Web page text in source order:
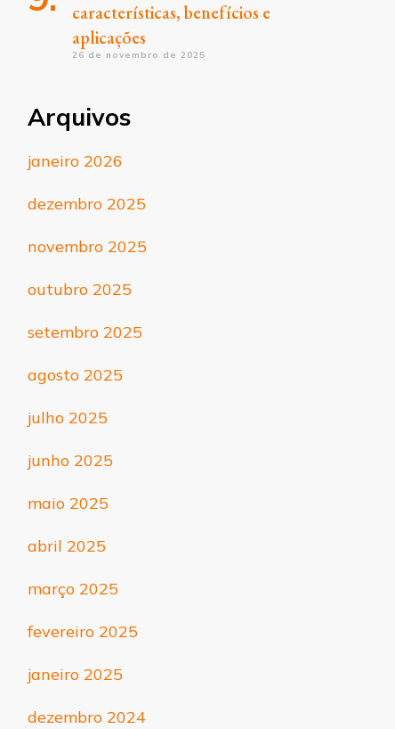
características, benefícios e
aplicações
26 de novembro de 2025
Arquivos
janeiro 2026
dezembro 2025
novembro 2025
outubro 2025
setembro 2025
agosto 2025
julho 2025
junho 2025
maio 2025
abril 2025
março 2025
fevereiro 2025
janeiro 2025
dezembro 2024